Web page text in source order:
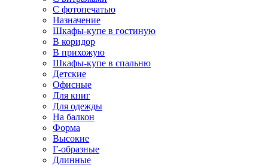
С фотопечатью
Назначение
Шкафы-купе в гостиную
В коридор
В прихожую
Шкафы-купе в спальню
Детские
Офисные
Для книг
Для одежды
На балкон
Форма
Высокие
Г-образные
Длинные